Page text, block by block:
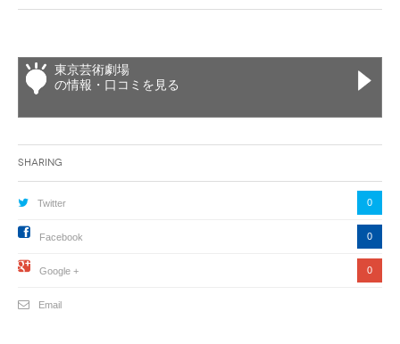
東京芸術劇場
の情報・口コミを見る
Sharing
Twitter 0
Facebook 0
Google + 0
Email